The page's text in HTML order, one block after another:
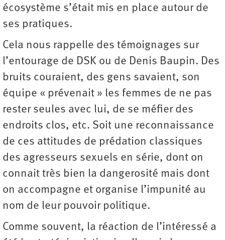
écosystème s’était mis en place autour de
ses pratiques.
Cela nous rappelle des témoignages sur
l’entourage de DSK ou de Denis Baupin. Des
bruits couraient, des gens savaient, son
équipe « prévenait » les femmes de ne pas
rester seules avec lui, de se méfier des
endroits clos, etc. Soit une reconnaissance
de ces attitudes de prédation classiques
des agresseurs sexuels en série, dont on
connait très bien la dangerosité mais dont
on accompagne et organise l’impunité au
nom de leur pouvoir politique.
Comme souvent, la réaction de l’intéressé a